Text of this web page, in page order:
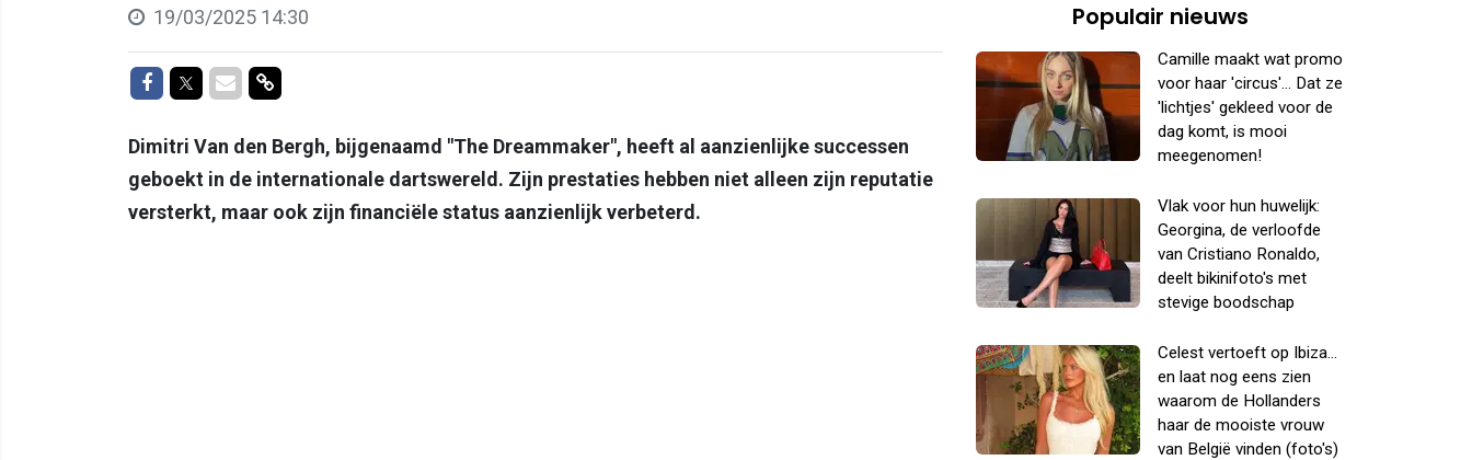
19/03/2025 14:30
Delen op Facebook
Delen op Twitter
Delen via Mail
Delen via link
Dimitri Van den Bergh, bijgenaamd "The Dreammaker", heeft al aanzienlijke successen
geboekt in de internationale dartswereld. Zijn prestaties hebben niet alleen zijn reputatie
versterkt, maar ook zijn financiële status aanzienlijk verbeterd.
Populair nieuws
Camille maakt wat promo
voor haar 'circus'... Dat ze
'lichtjes' gekleed voor de
dag komt, is mooi
meegenomen!
Vlak voor hun huwelijk:
Georgina, de verloofde
van Cristiano Ronaldo,
deelt bikinifoto's met
stevige boodschap
Celest vertoeft op Ibiza...
en laat nog eens zien
waarom de Hollanders
haar de mooiste vrouw
van België vinden (foto's)